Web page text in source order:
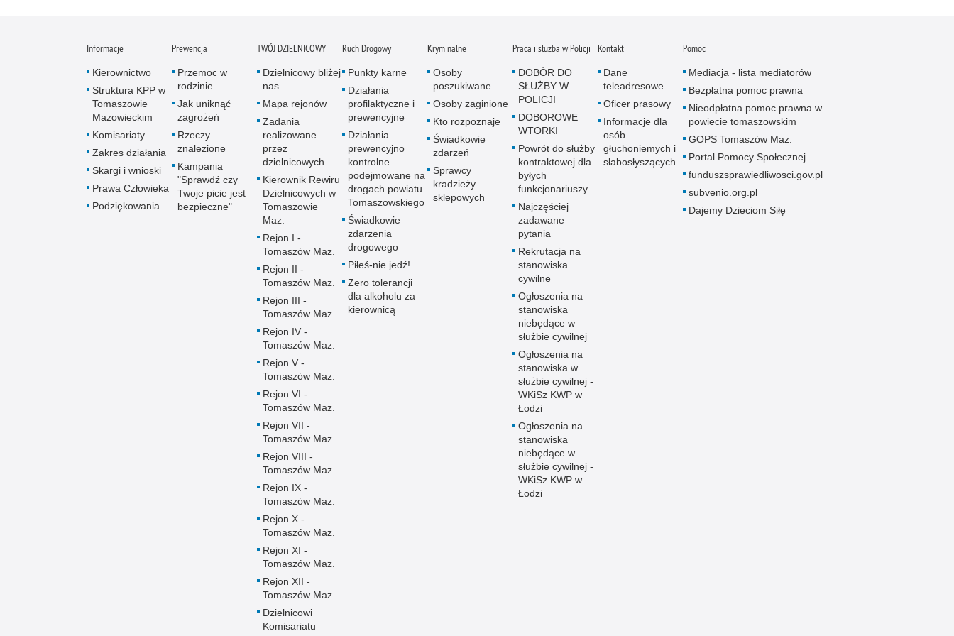
Informacje
Kierownictwo
Struktura KPP w
Tomaszowie
Mazowieckim
Komisariaty
Zakres działania
Skargi i wnioski
Prawa Człowieka
Podziękowania
Prewencja
Przemoc w
rodzinie
Jak uniknąć
zagrożeń
Rzeczy
znalezione
Kampania
"Sprawdź czy
Twoje picie jest
bezpieczne"
TWÓJ DZIELNICOWY
Dzielnicowy bliżej
nas
Mapa rejonów
Zadania
realizowane
przez
dzielnicowych
Kierownik Rewiru
Dzielnicowych w
Tomaszowie
Maz.
Rejon I -
Tomaszów Maz.
Rejon II -
Tomaszów Maz.
Rejon III -
Tomaszów Maz.
Rejon IV -
Tomaszów Maz.
Rejon V -
Tomaszów Maz.
Rejon VI -
Tomaszów Maz.
Rejon VII -
Tomaszów Maz.
Rejon VIII -
Tomaszów Maz.
Rejon IX -
Tomaszów Maz.
Rejon X -
Tomaszów Maz.
Rejon XI -
Tomaszów Maz.
Rejon XII -
Tomaszów Maz.
Dzielnicowi
Komisariatu
Ruch Drogowy
Punkty karne
Działania
profilaktyczne i
prewencyjne
Działania
prewencyjno
kontrolne
podejmowane na
drogach powiatu
Tomaszowskiego
Świadkowie
zdarzenia
drogowego
Piłeś-nie jedź!
Zero tolerancji
dla alkoholu za
kierownicą
Kryminalne
Osoby
poszukiwane
Osoby zaginione
Kto rozpoznaje
Świadkowie
zdarzeń
Sprawcy
kradzieży
sklepowych
Praca i służba w Policji
DOBÓR DO
SŁUŻBY W
POLICJI
DOBOROWE
WTORKI
Powrót do służby
kontraktowej dla
byłych
funkcjonariuszy
Najczęściej
zadawane
pytania
Rekrutacja na
stanowiska
cywilne
Ogłoszenia na
stanowiska
niebędące w
służbie cywilnej
Ogłoszenia na
stanowiska w
służbie cywilnej -
WKiSz KWP w
Łodzi
Ogłoszenia na
stanowiska
niebędące w
służbie cywilnej -
WKiSz KWP w
Łodzi
Kontakt
Dane
teleadresowe
Oficer prasowy
Informacje dla
osób
głuchoniemych i
słabosłyszących
Pomoc
Mediacja - lista mediatorów
Bezpłatna pomoc prawna
Nieodpłatna pomoc prawna w
powiecie tomaszowskim
GOPS Tomaszów Maz.
Portal Pomocy Społecznej
funduszsprawiedliwosci.gov.pl
subvenio.org.pl
Dajemy Dzieciom Siłę